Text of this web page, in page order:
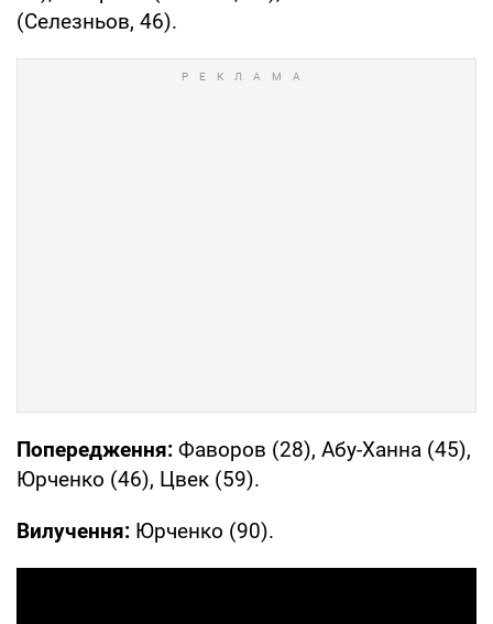
(Селезньов, 46).
Попередження: Фаворов (28), Абу-Ханна (45),
Юрченко (46), Цвек (59).
Вилучення: Юрченко (90).